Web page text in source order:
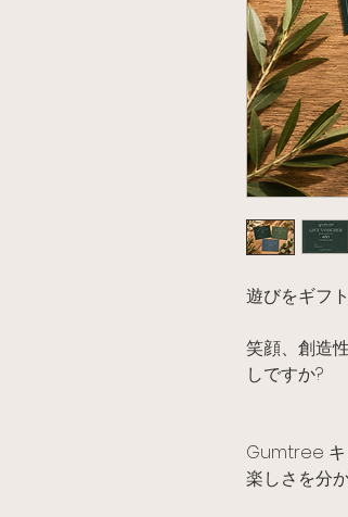
遊びをギフ
笑顔、創造
しですか?
Gumtree キ
楽しさを分